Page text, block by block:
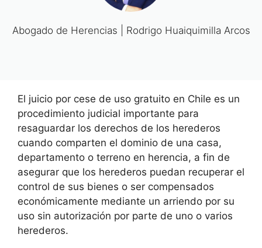
Abogado de Herencias | Rodrigo Huaiquimilla Arcos
El juicio por cese de uso gratuito en Chile es un
procedimiento judicial importante para
resaguardar los derechos de los herederos
cuando comparten el dominio de una casa,
departamento o terreno en herencia, a fin de
asegurar que los herederos puedan recuperar el
control de sus bienes o ser compensados
económicamente mediante un arriendo por su
uso sin autorización por parte de uno o varios
herederos.